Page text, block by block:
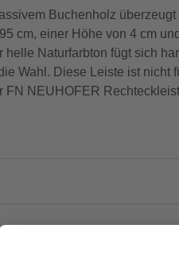
Buchenholz
cm, einer Höhe von 4 cm
Naturfarbton fügt sich
Wahl. Diese Leiste ist
FN NEUHOFER